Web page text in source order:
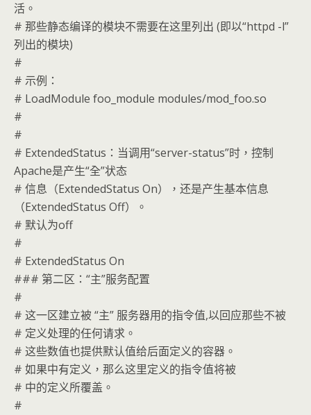
活。
# 那些静态编译的模块不需要在这里列出 (即以“httpd -l”
列出的模块)
#
# 示例：
# LoadModule foo_module modules/mod_foo.so
#
#
# ExtendedStatus：当调用“server-status”时，控制
Apache是产生“全”状态
# 信息（ExtendedStatus On），还是产生基本信息
（ExtendedStatus Off）。
# 默认为off
#
# ExtendedStatus On
### 第二区：“主”服务配置
#
# 这一区建立被 “主” 服务器用的指令值,以回应那些不被
# 定义处理的任何请求。
# 这些数值也提供默认值给后面定义的容器。
# 如果中有定义，那么这里定义的指令值将被
# 中的定义所覆盖。
#